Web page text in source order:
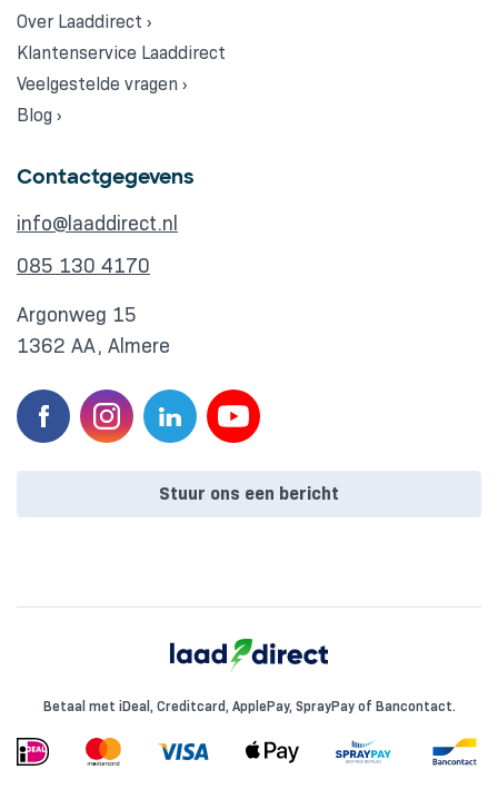
Over Laaddirect ›
Klantenservice Laaddirect
Veelgestelde vragen ›
Blog ›
Contactgegevens
info@laaddirect.nl
085 130 4170
Argonweg 15
1362 AA, Almere
Stuur ons een bericht
Betaal met iDeal, Creditcard, ApplePay, SprayPay of Bancontact.